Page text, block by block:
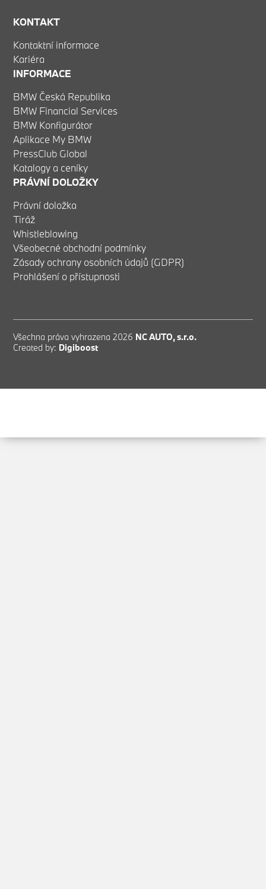
KONTAKT
Kontaktní informace
Kariéra
INFORMACE
BMW Česká Republika
BMW Financial Services
BMW Konfigurátor
Aplikace My BMW
PressClub Global
Katalogy a ceníky
PRÁVNÍ DOLOŽKY
Právní doložka
Tiráž
Whistleblowing
Všeobecné obchodní podmínky
Zásady ochrany osobních údajů (GDPR)
Prohlášení o přístupnosti
Všechna práva vyhrazena 2026 NC AUTO, s.r.o.
Created by: Digiboost